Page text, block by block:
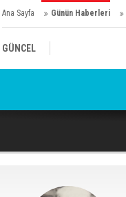
Ana Sayfa Günün Haberleri
GÜNCEL